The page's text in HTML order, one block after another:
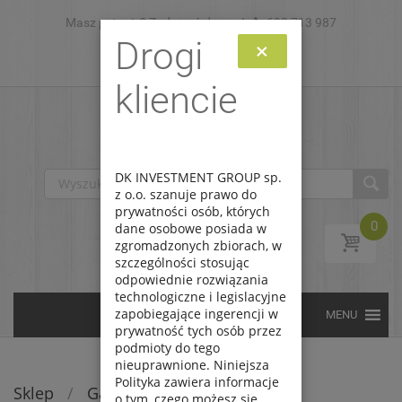
Skip to content
Masz pytanie? Zadzwoń do nas! 693 713 987
Zaloguj Zarejestruj
0
Sklep / Gadżety
Drogi
kliencie
×
DK INVESTMENT GROUP sp.
z o.o. szanuje prawo do
prywatności osób, których
dane osobowe posiada w
zgromadzonych zbiorach, w
szczególności stosując
odpowiednie rozwiązania
technologiczne i legislacyjne
zapobiegające ingerencji w
prywatność tych osób przez
podmioty do tego
nieuprawnione. Niniejsza
Polityka zawiera informacje